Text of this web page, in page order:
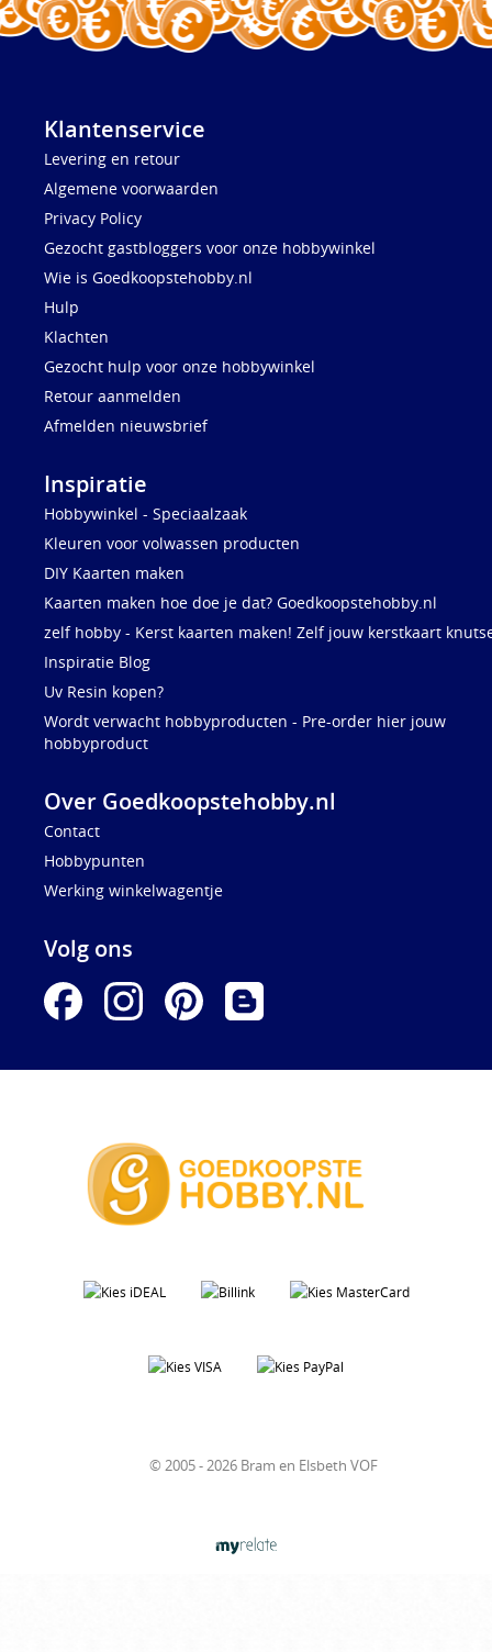
Klantenservice
Levering en retour
Algemene voorwaarden
Privacy Policy
Gezocht gastbloggers voor onze hobbywinkel
Wie is Goedkoopstehobby.nl
Hulp
Klachten
Gezocht hulp voor onze hobbywinkel
Retour aanmelden
Afmelden nieuwsbrief
Inspiratie
Hobbywinkel - Speciaalzaak
Kleuren voor volwassen producten
DIY Kaarten maken
Kaarten maken hoe doe je dat? Goedkoopstehobby.nl
zelf hobby - Kerst kaarten maken! Zelf jouw kerstkaart
Inspiratie Blog
Uv Resin kopen?
Wordt verwacht hobbyproducten - Pre-order hier jouw
hobbyproduct
Over Goedkoopstehobby.nl
Contact
Hobbypunten
Werking winkelwagentje
Volg ons
© 2005 - 2026 Bram en Elsbeth VOF